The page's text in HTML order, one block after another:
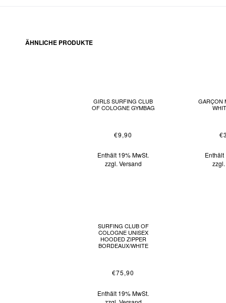
ÄHNLICHE PRODUKTE
GIRLS SURFING CLUB
OF COLOGNE GYMBAG
€9,90
Enthält 19% MwSt.
zzgl. Versand
GARÇON
€
Enthält
zzgl.
SURFING CLUB OF
COLOGNE UNISEX
HOODED ZIPPER
BORDEAUX/WHITE
€75,90
Enthält 19% MwSt.